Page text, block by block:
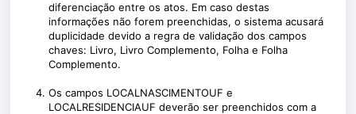
diferenciação entre os atos. Em caso destas
informações não forem preenchidas, o sistema acusará
duplicidade devido a regra de validação dos campos
chaves: Livro, Livro Complemento, Folha e Folha
Complemento.
Os campos LOCALNASCIMENTOUF e
LOCALRESIDENCIAUF deverão ser preenchidos com a